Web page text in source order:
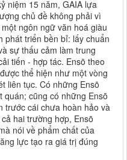
niệm 15 năm, GAIA lựa
chủ đề không phải vì
ngôn ngữ văn hoá giàu
phát triển bền bỉ: lấy chuẩn
sự thấu cảm làm trung
tiến - hợp tác. Ensō theo
thể hiện như một vòng
liên tục. Có những Ensō
cũng có những Ensō
trước cái chưa hoàn hảo và
hai trường hợp, Ensō
nói về phẩm chất của
lực tạo ra giá trị đúng